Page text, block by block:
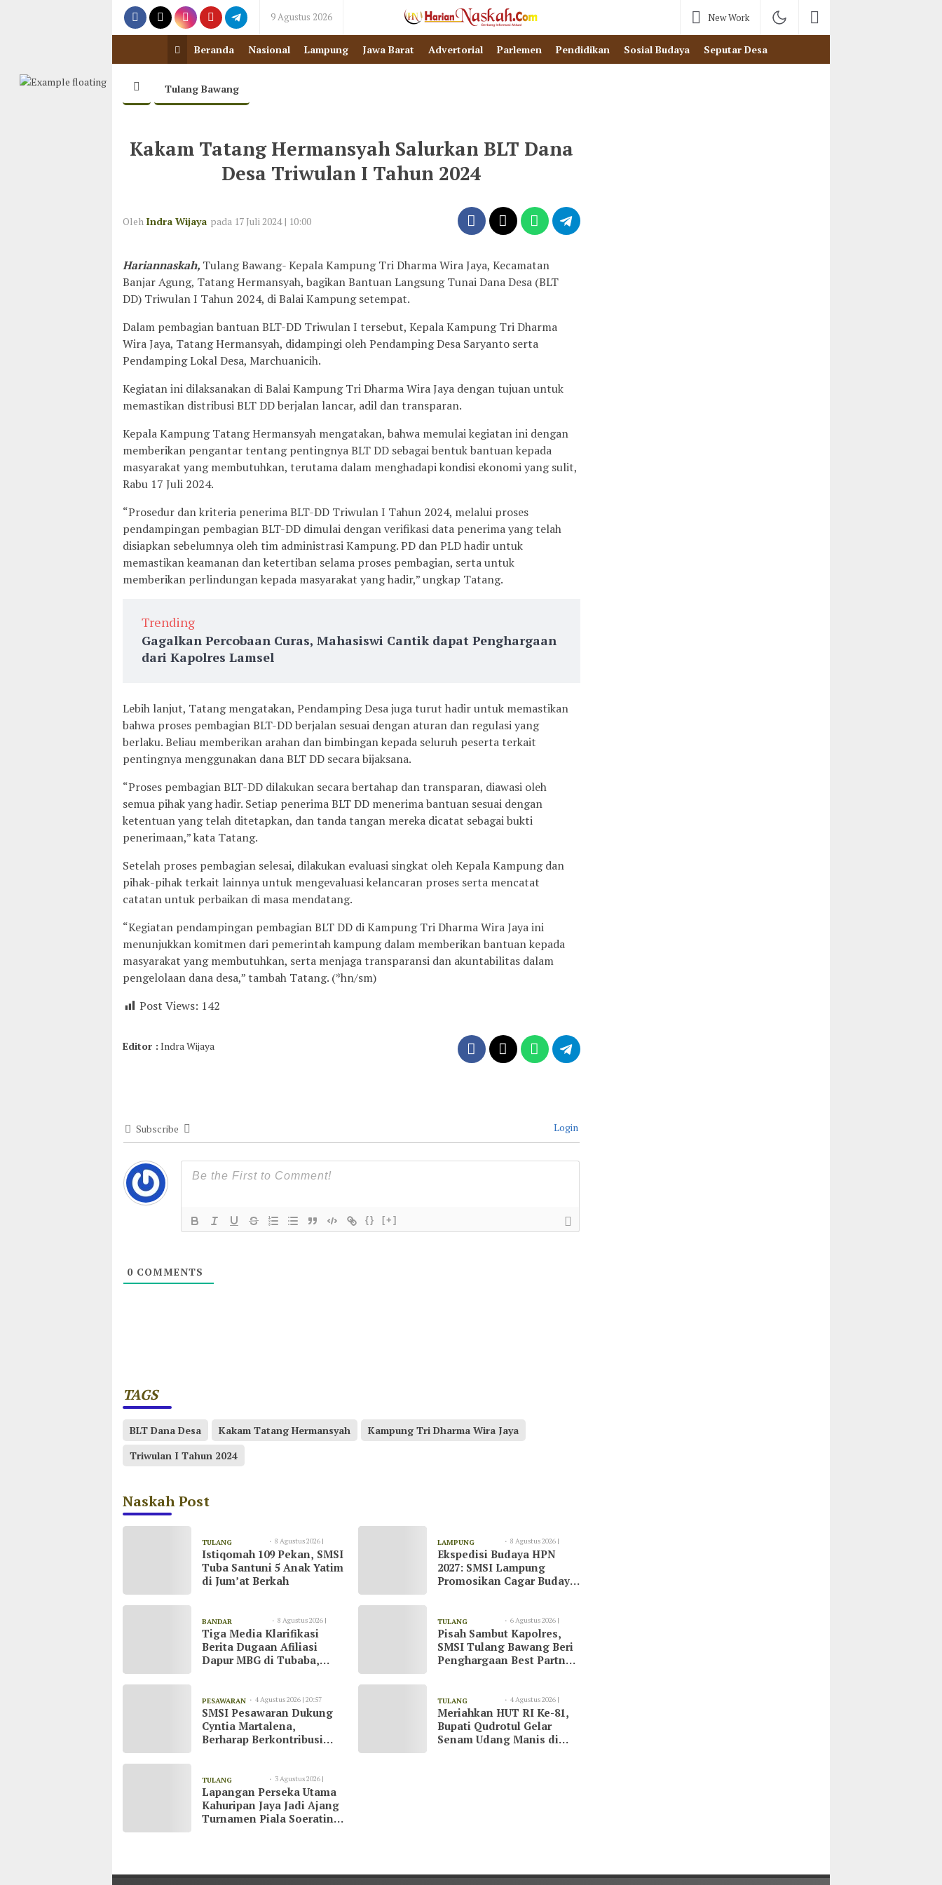
9 Agustus 2026 New Work
Beranda Nasional Lampung Jawa Barat Advertorial Parlemen Pendidikan Sosial Budaya Seputar Desa
Tulang Bawang
Kakam Tatang Hermansyah Salurkan BLT Dana
Desa Triwulan I Tahun 2024
Oleh Indra Wijaya pada 17 Juli 2024 | 10:00
Hariannaskah, Tulang Bawang- Kepala Kampung Tri Dharma Wira Jaya, Kecamatan
Banjar Agung, Tatang Hermansyah, bagikan Bantuan Langsung Tunai Dana Desa (BLT
DD) Triwulan I Tahun 2024, di Balai Kampung setempat.
Dalam pembagian bantuan BLT-DD Triwulan I tersebut, Kepala Kampung Tri Dharma
Wira Jaya, Tatang Hermansyah, didampingi oleh Pendamping Desa Saryanto serta
Pendamping Lokal Desa, Marchuanicih.
Kegiatan ini dilaksanakan di Balai Kampung Tri Dharma Wira Jaya dengan tujuan untuk
memastikan distribusi BLT DD berjalan lancar, adil dan transparan.
Kepala Kampung Tatang Hermansyah mengatakan, bahwa memulai kegiatan ini dengan
memberikan pengantar tentang pentingnya BLT DD sebagai bentuk bantuan kepada
masyarakat yang membutuhkan, terutama dalam menghadapi kondisi ekonomi yang sulit,
Rabu 17 Juli 2024.
“Prosedur dan kriteria penerima BLT-DD Triwulan I Tahun 2024, melalui proses
pendampingan pembagian BLT-DD dimulai dengan verifikasi data penerima yang telah
disiapkan sebelumnya oleh tim administrasi Kampung. PD dan PLD hadir untuk
memastikan keamanan dan ketertiban selama proses pembagian, serta untuk
memberikan perlindungan kepada masyarakat yang hadir,” ungkap Tatang.
Trending
Gagalkan Percobaan Curas, Mahasiswi Cantik dapat Penghargaan
dari Kapolres Lamsel
Lebih lanjut, Tatang mengatakan, Pendamping Desa juga turut hadir untuk memastikan
bahwa proses pembagian BLT-DD berjalan sesuai dengan aturan dan regulasi yang
berlaku. Beliau memberikan arahan dan bimbingan kepada seluruh peserta terkait
pentingnya menggunakan dana BLT DD secara bijaksana.
“Proses pembagian BLT-DD dilakukan secara bertahap dan transparan, diawasi oleh
semua pihak yang hadir. Setiap penerima BLT DD menerima bantuan sesuai dengan
ketentuan yang telah ditetapkan, dan tanda tangan mereka dicatat sebagai bukti
penerimaan,” kata Tatang.
Setelah proses pembagian selesai, dilakukan evaluasi singkat oleh Kepala Kampung dan
pihak-pihak terkait lainnya untuk mengevaluasi kelancaran proses serta mencatat
catatan untuk perbaikan di masa mendatang.
“Kegiatan pendampingan pembagian BLT DD di Kampung Tri Dharma Wira Jaya ini
menunjukkan komitmen dari pemerintah kampung dalam memberikan bantuan kepada
masyarakat yang membutuhkan, serta menjaga transparansi dan akuntabilitas dalam
pengelolaan dana desa,” tambah Tatang. (*hn/sm)
Post Views: 142
Editor : Indra Wijaya
Subscribe Login
{} [+]
0 COMMENTS
TAGS
BLT Dana Desa Kakam Tatang Hermansyah
Kampung Tri Dharma Wira Jaya
Triwulan I Tahun 2024
Naskah Post
TULANG
BAWANG
8 Agustus 2026 |
09:23
Istiqomah 109 Pekan, SMSI
Tuba Santuni 5 Anak Yatim
di Jum’at Berkah
LAMPUNG
TIMUR
8 Agustus 2026 |
09:20
Ekspedisi Budaya HPN
2027: SMSI Lampung
Promosikan Cagar Budaya
BANDAR
LAMPUNG
8 Agustus 2026 |
09:15
Tiga Media Klarifikasi
Berita Dugaan Afiliasi
Dapur MBG di Tubaba,
Jurnalistik
TULANG
BAWANG
6 Agustus 2026 |
08:55
Pisah Sambut Kapolres,
SMSI Tulang Bawang Beri
Penghargaan Best Partner
PESAWARAN 4 Agustus 2026 | 20:57
SMSI Pesawaran Dukung
Cyntia Martalena,
Berharap Berkontribusi
TULANG
BAWANG
4 Agustus 2026 |
20:51
Meriahkan HUT RI Ke-81,
Bupati Qudrotul Gelar
Senam Udang Manis di
TULANG
BAWANG
3 Agustus 2026 |
13:09
Lapangan Perseka Utama
Kahuripan Jaya Jadi Ajang
Turnamen Piala Soeratin